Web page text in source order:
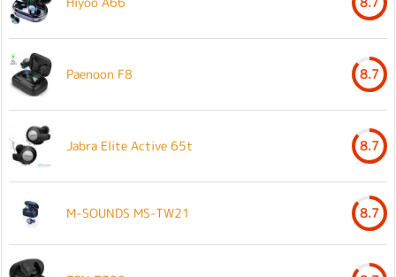
Paenoon F8 8.7
Jabra Elite Active 65t 8.7
M-SOUNDS MS-TW21 8.7